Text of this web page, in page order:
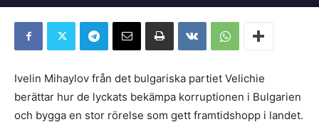
Ivelin Mihaylov från det bulgariska partiet Velichie
berättar hur de lyckats bekämpa korruptionen i Bulgarien
och bygga en stor rörelse som gett framtidshopp i landet.